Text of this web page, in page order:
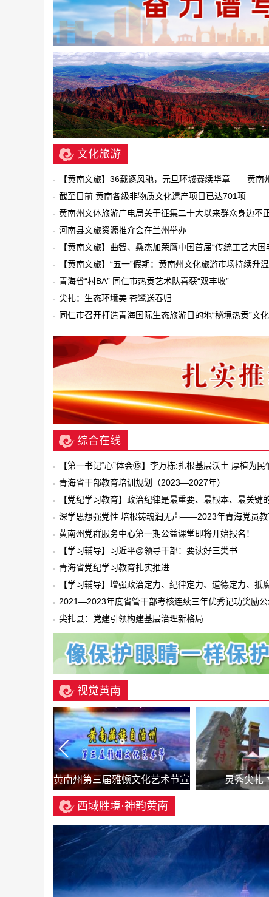
文化旅游
【黄南文旅】36载逐风驰，元旦环城赛续华章——黄南
三十六届元旦环城赛激情开跑
截至目前 黄南各级非物质文化遗产项目已达701项
黄南州文体旅游广电局关于征集二十大以来群众身边不
风和腐败问题线索的公告
河南县文旅资源推介会在兰州举办
【黄南文旅】曲智、桑杰加荣膺中国首届“传统工艺大国
工匠”称号
【黄南文旅】“五一”假期：黄南州文化旅游市场持续升温
青海省“村BA” 同仁市热贡艺术队喜获“双丰收”
尖扎：生态环境美 苍鹭送春归
同仁市召开打造青海国际生态旅游目的地“秘境热贡”文
综合在线
【第一书记“心”体会⑮】李万栋:扎根基层沃土 厚植为民
青海省干部教育培训规划（2023—2027年）
【党纪学习教育】政治纪律是最重要、最根本、最关键
律
深学思想强党性 培根铸魂润无声——2023年青海党员教
作综述
黄南州党群服务中心第一期公益课堂即将开始报名！
【学习辅导】习近平@领导干部：要读好三类书
青海省党纪学习教育扎实推进
【学习辅导】增强政治定力、纪律定力、道德定力、抵
力
2021—2023年度省管干部考核连续三年优秀记功奖励
尖扎县：党建引领构建基层治理新格局
视觉黄南
黄南州第三届雅顿文化艺术节宣
传片（汉语）
灵秀尖扎
西域胜境·神韵黄南